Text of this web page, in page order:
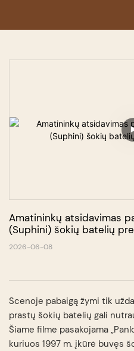
Amatininkų atsidavimas
(Suphini) šokių batelių
2026-06-08
Scenoje pabaigą žymi tik
prastų šokių batelių gali
Šiame filme pasakojama
kuriuos 1997 m. įkūrė buvęs